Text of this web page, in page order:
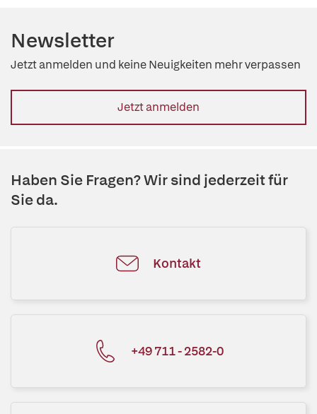
Newsletter
Jetzt anmelden und keine Neuigkeiten mehr verpassen
Jetzt anmelden
Haben Sie Fragen? Wir sind jederzeit für
Sie da.
Kontakt
+49 711 - 2582-0